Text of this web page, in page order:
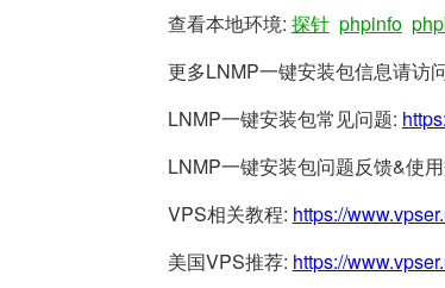
查看本地环境: 探针 phpinfo
更多LNMP一键安装包信息请访
LNMP一键安装包常见问题:
LNMP一键安装包问题反馈&使
VPS相关教程: https://
美国VPS推荐: https://